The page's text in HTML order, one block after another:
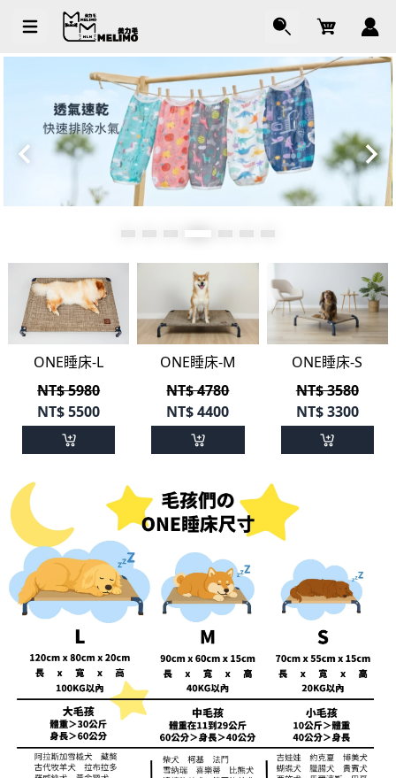
Cart
ONE睡床-L
NT$ 5980
NT$5500
ONE睡床-M
NT$ 4780
NT$4400
ONE睡床-S
NT$ 3580
NT$3300